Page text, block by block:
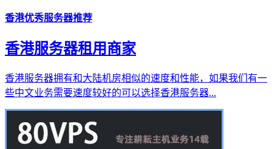
香港优秀服务器推荐
香港服务器租用商家
香港服务器拥有和大陆机房相似的速度和性能，如果我们有一
些中文业务需要速度较好的可以选择香港服务器...